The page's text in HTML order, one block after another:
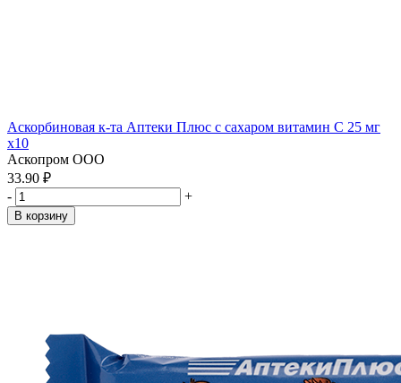
Аскорбиновая к-та Аптеки Плюс с сахаром витамин С 25 мг
x10
Аскопром ООО
33.90 ₽
-
+
В корзину